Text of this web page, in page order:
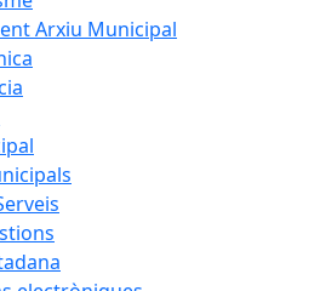
Arxiu Municipal